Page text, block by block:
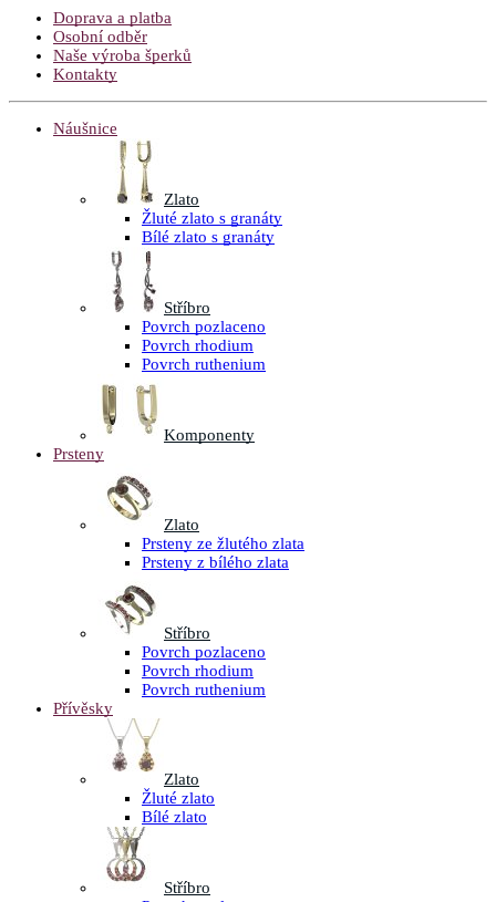
Doprava a platba
Osobní odběr
Naše výroba šperků
Kontakty
Náušnice
Zlato
Žluté zlato s granáty
Bílé zlato s granáty
Stříbro
Povrch pozlaceno
Povrch rhodium
Povrch ruthenium
Komponenty
Prsteny
Zlato
Prsteny ze žlutého zlata
Prsteny z bílého zlata
Stříbro
Povrch pozlaceno
Povrch rhodium
Povrch ruthenium
Přívěsky
Zlato
Žluté zlato
Bílé zlato
Stříbro